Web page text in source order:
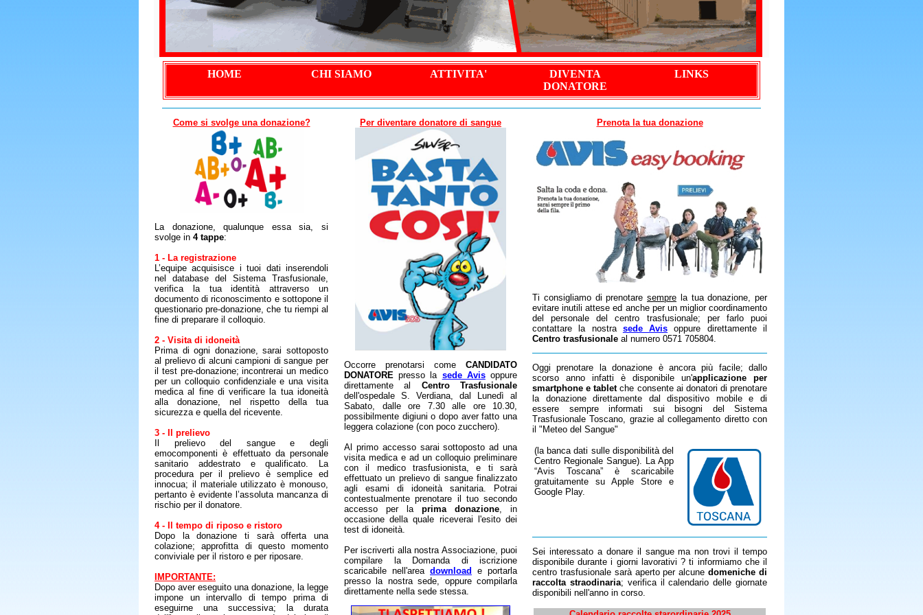
HOME CHI SIAMO ATTIVITA'
DIVENTA
DONATORE
LINKS
Come si svolge una donazione?
La donazione, qualunque essa sia, si
svolge in 4 tappe:
1 - La registrazione
L’equipe acquisisce i tuoi dati inserendoli
nel database del Sistema Trasfusionale,
verifica la tua identità attraverso un
documento di riconoscimento e sottopone il
questionario pre-donazione, che tu riempi al
fine di preparare il colloquio.
2 - Visita di idoneità
Prima di ogni donazione, sarai sottoposto
al prelievo di alcuni campioni di sangue per
il test pre-donazione; incontrerai un medico
per un colloquio confidenziale e una visita
medica al fine di verificare la tua idoneità
alla donazione, nel rispetto della tua
sicurezza e quella del ricevente.
3 - Il prelievo
Il prelievo del sangue e degli
emocomponenti è effettuato da personale
sanitario addestrato e qualificato. La
procedura per il prelievo è semplice ed
innocua; il materiale utilizzato è monouso,
pertanto è evidente l’assoluta mancanza di
rischio per il donatore.
4 - Il tempo di riposo e ristoro
Dopo la donazione ti sarà offerta una
colazione; approfitta di questo momento
conviviale per il ristoro e per riposare.
IMPORTANTE:
Dopo aver eseguito una donazione, la legge
impone un intervallo di tempo prima di
eseguirne una successiva; la durata
Per diventare donatore di sangue
Occorre prenotarsi come CANDIDATO
DONATORE presso la sede Avisoppure
direttamente al Centro Trasfusionale
dell'ospedale S. Verdiana, dal Lunedì al
Sabato, dalle ore 7.30 alle ore 10.30,
possibilmente digiuni o dopo aver fatto una
leggera colazione (con poco zucchero).
Al primo accesso sarai sottoposto ad una
visita medica e ad un colloquio preliminare
con il medico trasfusionista, e ti sarà
effettuato un prelievo di sangue finalizzato
agli esami di idoneità sanitaria. Potrai
contestualmente prenotare il tuo secondo
accesso per la prima donazione, in
occasione della quale riceverai l'esito dei
test di idoneità.
Per iscriverti alla nostra Associazione, puoi
compilare la Domanda di iscrizione
scaricabile nell'area download
e portarla
presso la nostra sede, oppure compilarla
direttamente nella sede stessa.
Prenota la tua donazione
Ti consigliamo di prenotare sempre la tua donazione, per
evitare inutili attese ed anche per un miglior coordinamento
del personale del centro trasfusionale; per farlo puoi
contattare la nostra sede Avis oppure direttamente il
Centro trasfusionale al numero 0571 705804.
Oggi prenotare la donazione è ancora più facile; dallo
scorso anno infatti è disponibile un'applicazione per
smartphone e tabletche consente ai donatori di prenotare
la donazione direttamente dal dispositivo mobile e di
essere sempre informati sui bisogni del Sistema
Trasfusionale Toscano, grazie al collegamento diretto con
il "Meteo del Sangue"
(la banca dati sulle disponibilità del
Centro Regionale Sangue). La App
“Avis Toscana” è scaricabile
gratuitamente su Apple Store e
Google Play.
Sei interessato a donare il sangue ma non trovi il tempo
disponibile durante i giorni lavorativi ? ti informiamo che il
centro trasfusionale sarà aperto per alcunedomeniche di
raccolta straodinaria; verifica il calendario delle giornate
disponibili nell'anno in corso.